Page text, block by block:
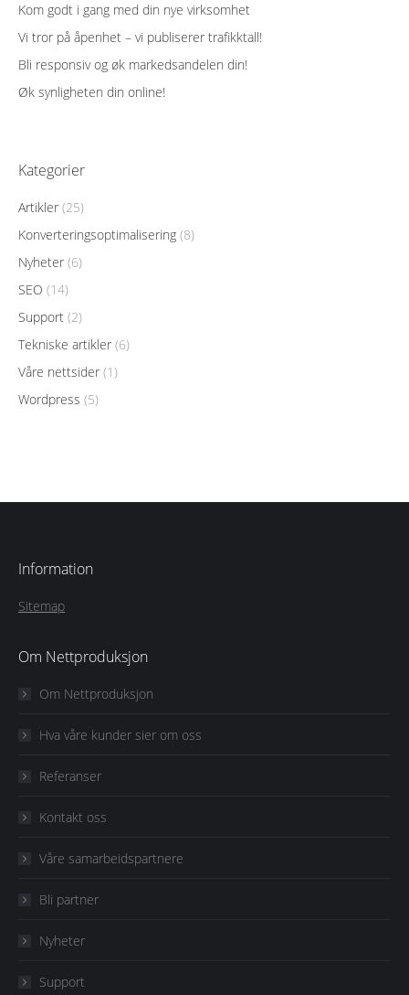
Kom godt i gang med din nye virksomhet
Vi tror på åpenhet – vi publiserer trafikktall!
Bli responsiv og øk markedsandelen din!
Øk synligheten din online!
Kategorier
Artikler (25)
Konverteringsoptimalisering (8)
Nyheter (6)
SEO (14)
Support (2)
Tekniske artikler (6)
Våre nettsider (1)
Wordpress (5)
Information
Sitemap
Om Nettproduksjon
Om Nettproduksjon
Hva våre kunder sier om oss
Referanser
Kontakt oss
Våre samarbeidspartnere
Bli partner
Nyheter
Support